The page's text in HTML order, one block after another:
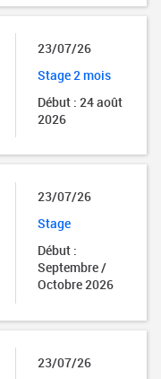
23/07/26
Stage 2 mois
Début : 24 août
2026
23/07/26
Stage
Début :
Septembre /
Octobre 2026
23/07/26